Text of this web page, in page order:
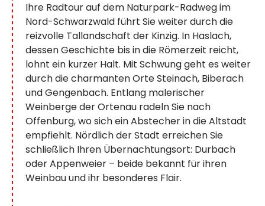
Ihre Radtour auf dem Naturpark-Radweg im
Nord-Schwarzwald führt Sie weiter durch die
reizvolle Tallandschaft der Kinzig. In Haslach,
dessen Geschichte bis in die Römerzeit reicht,
lohnt ein kurzer Halt. Mit Schwung geht es weiter
durch die charmanten Orte Steinach, Biberach
und Gengenbach. Entlang malerischer
Weinberge der Ortenau radeln Sie nach
Offenburg, wo sich ein Abstecher in die Altstadt
empfiehlt. Nördlich der Stadt erreichen Sie
schließlich Ihren Übernachtungsort: Durbach
oder Appenweier – beide bekannt für ihren
Weinbau und ihr besonderes Flair.